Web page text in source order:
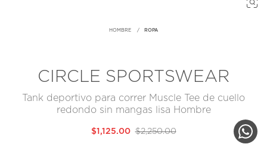
HOMBRE ROPA
CIRCLE SPORTSWEAR
Tank deportivo para correr Muscle Tee de cuello
redondo sin mangas lisa Hombre
$2,250.00
$1,125.00